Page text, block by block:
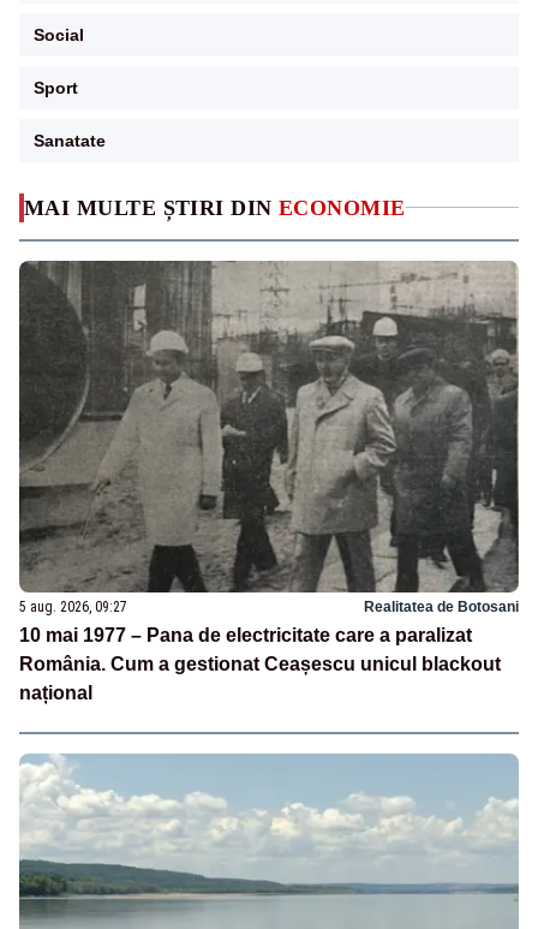
MAI MULTE ȘTIRI DIN ECONOMIE
5 aug. 2026, 09:27 Realitatea de Botosani
10 mai 1977 – Pana de electricitate care a paralizat
România. Cum a gestionat Ceașescu unicul blackout
național
Social
Sport
Sanatate